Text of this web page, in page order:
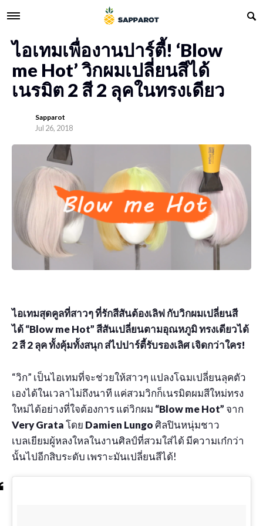
ไอเทมเพื่องานปาร์ตี้! ‘Blow
me Hot’ วิกผมเปลี่ยนสีได้
เนรมิต 2 สี 2 ลุคในทรงเดียว
Sapparot
Jul 26, 2018
ไอเทมสุดคูลที่สาวๆ ที่รักสีสันต้องเลิฟ กับวิกผมเปลี่ยนสี
ได้ “Blow me Hot” สีสันเปลี่ยนตามอุณหภูมิ ทรงเดียวได้
2 สี 2 ลุค ทั้งคุ้มทั้งสนุก ส่ไปปาร์ตี้รับรองเลิศ เจิดกว่าใคร!
“วิก” เป็นไอเทมที่จะช่วยให้สาวๆ แปลงโฉมเปลี่ยนลุคตัว
เองได้ในเวลาไม่ถึงนาที แค่สวมวิกก็เนรมิตผมสีใหม่ทรง
ใหม่ได้อย่างที่ใจต้องการ แต่วิกผม “Blow me Hot” จาก
Very Grataโดย Damien Lungoศิลปินหนุ่มชาว
เบลเยียมผู้หลงใหลในงานศิลป์ที่สวมใส่ได้ มีความเก๋กว่า
นั้นไปอีกสิบระดับ เพราะมันเปลี่ยนสีได้!